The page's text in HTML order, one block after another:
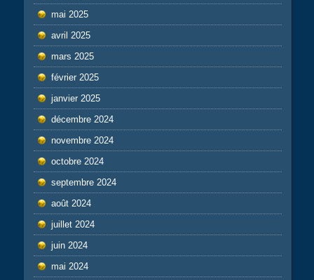
mai 2025
avril 2025
mars 2025
février 2025
janvier 2025
décembre 2024
novembre 2024
octobre 2024
septembre 2024
août 2024
juillet 2024
juin 2024
mai 2024